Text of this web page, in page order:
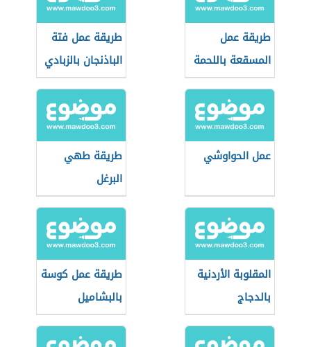
طريقة عمل
المسقعة باللحمة
المفرومة
والبطاطس
طريقة عمل فتة
الباذنجان بالزبادي
عمل الحواوشي
طريقة طهي
البرغل
المقلوبة الأردنية
بالدجاج
طريقة عمل كوسة
بالبشاميل